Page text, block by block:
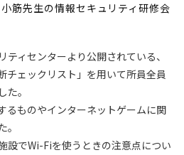
筋先生の情報セキュリティ研修会
ィセンターより公開されている、
チェックリスト」を用いて所員全員
。
るものやインターネットゲームに関
設でWi-Fiを使うときの注意点につい